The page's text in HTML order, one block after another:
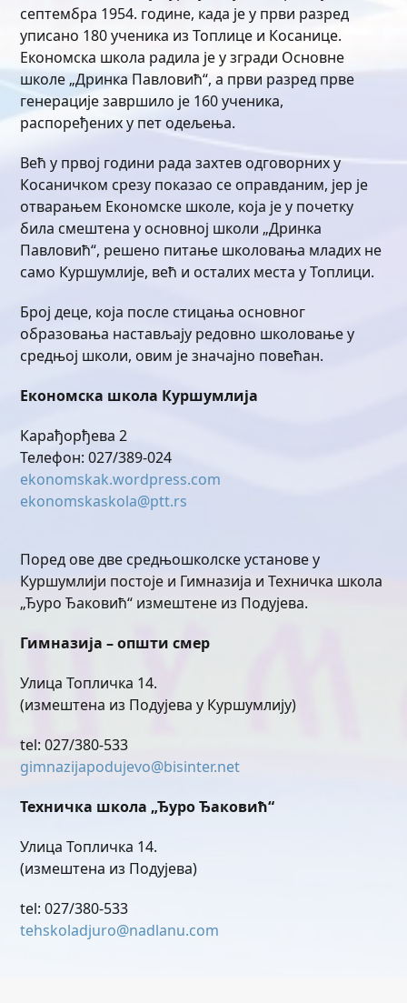
септембра 1954. године, када је у први разред
уписано 180 ученика из Топлице и Косанице.
Економска школа радила је у згради Основне
школе „Дринка Павловић“, а први разред прве
генерације завршило је 160 ученика,
распоређених у пет одељења.
Већ у првој години рада захтев одговорних у
Косаничком срезу показао се оправданим, јер је
отварањем Економске школе, која је у почетку
била смештена у основној школи „Дринка
Павловић“, решено питање школовања младих не
само Куршумлије, већ и осталих места у Топлици.
Број деце, која после стицања основног
образовања настављају редовно школовање у
средњој школи, овим је значајно повећан.
Економска школа Куршумлија
Карађорђева 2
Телефон: 027/389-024
ekonomskak.wordpress.com
ekonomskaskola@ptt.rs
Поред ове две средњошколске установе у
Куршумлији постоје и Гимназија и Техничка школа
„Ђуро Ђаковић“ измештене из Подујева.
Гимназија – општи смер
Улица Топличка 14.
(измештена из Подујева у Куршумлију)
tel: 027/380-533
gimnazijapodujevo@bisinter.net
Техничка школа „Ђуро Ђаковић“
Улица Топличка 14.
(измештена из Подујева)
tel: 027/380-533
tehskoladjuro@nadlanu.com